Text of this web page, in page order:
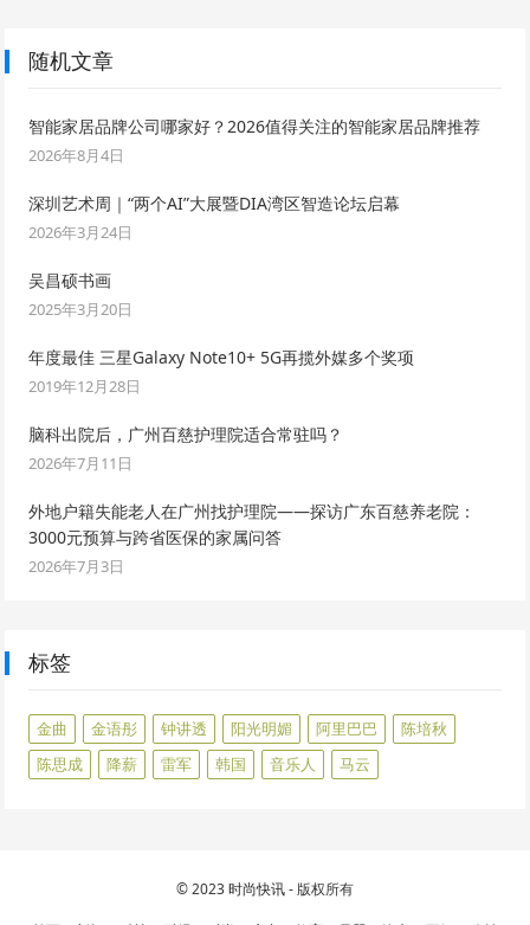
随机文章
智能家居品牌公司哪家好？2026值得关注的智能家居品牌推荐
2026年8月4日
深圳艺术周｜“两个AI”大展暨DIA湾区智造论坛启幕
2026年3月24日
吴昌硕书画
2025年3月20日
年度最佳 三星Galaxy Note10+ 5G再揽外媒多个奖项
2019年12月28日
脑科出院后，广州百慈护理院适合常驻吗？
2026年7月11日
外地户籍失能老人在广州找护理院——探访广东百慈养老院：
3000元预算与跨省医保的家属问答
2026年7月3日
标签
金曲 金语彤 钟讲透 阳光明媚 阿里巴巴
陈培秋
陈思成
降薪 雷军 韩国 音乐人 马云
© 2023时尚快讯- 版权所有